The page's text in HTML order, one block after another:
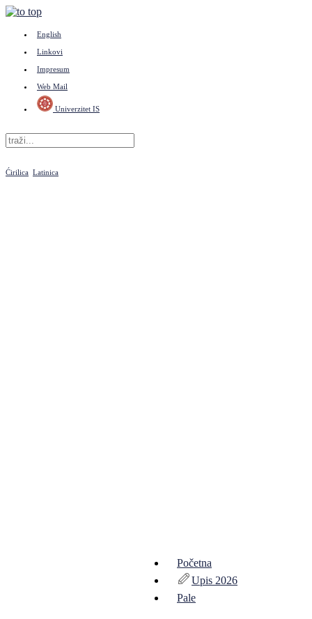
English
Linkovi
Impresum
Web Mail
Univerzitet IS
Ćirilica Latinica
Početna
Upis 2026
Pale